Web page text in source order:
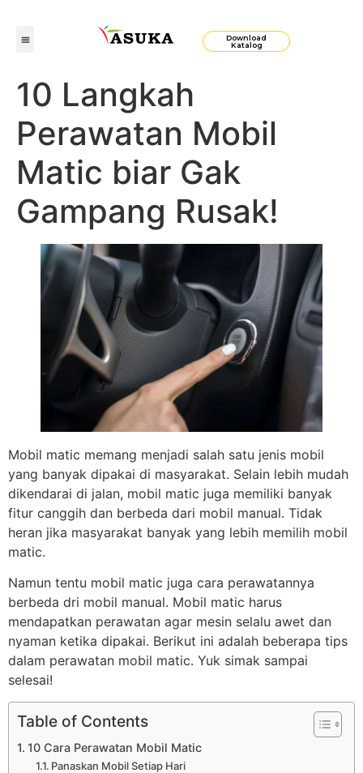
Download
Katalog
10 Langkah
Perawatan Mobil
Matic biar Gak
Gampang Rusak!
Mobil matic memang menjadi salah satu jenis mobil
yang banyak dipakai di masyarakat. Selain lebih mudah
dikendarai di jalan, mobil matic juga memiliki banyak
fitur canggih dan berbeda dari mobil manual. Tidak
heran jika masyarakat banyak yang lebih memilih mobil
matic.
Namun tentu mobil matic juga cara perawatannya
berbeda dri mobil manual. Mobil matic harus
mendapatkan perawatan agar mesin selalu awet dan
nyaman ketika dipakai. Berikut ini adalah beberapa tips
dalam perawatan mobil matic. Yuk simak sampai
selesai!
Table of Contents
10 Cara Perawatan Mobil Matic
Panaskan Mobil Setiap Hari